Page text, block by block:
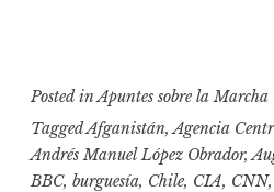
Posted inApuntes sobre la Marcha
TaggedAfganistán,Agencia
Andrés Manuel López Obrador,
BBC, burguesía, Chile, CIA, CNN,